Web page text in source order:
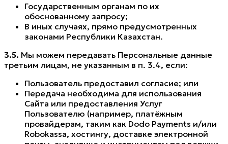
Государственным органам по их
обоснованному запросу;
В иных случаях, прямо предусмотренных
законами Республики Казахстан.
3.5. Мы можем передавать Персональные данные
третьим лицам, не указанным в п. 3.4, если:
Пользователь предоставил согласие; или
Передача необходима для использования
Сайта или предоставления Услуг
Пользователю (например, платёжным
провайдерам, таким как Dodo Payments и/или
Robokassa, хостингу, доставке электронной